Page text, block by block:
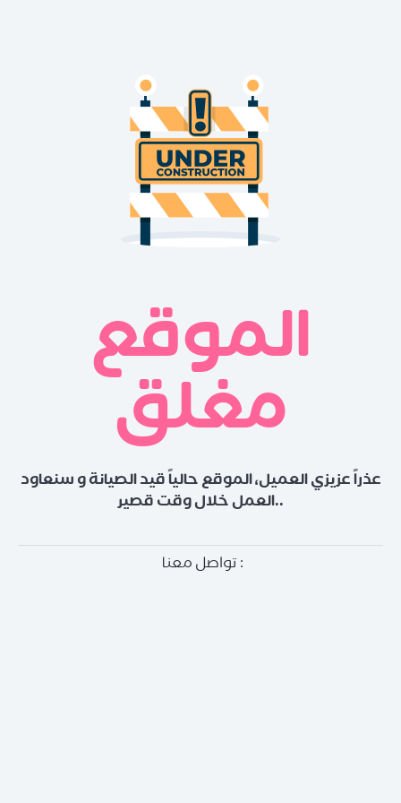
الموقع
مغلق
عذراً عزيزي العميل، الموقع حالياً قيد الصيانة و سنعاود
العمل خلال وقت قصير..
تواصل معنا :